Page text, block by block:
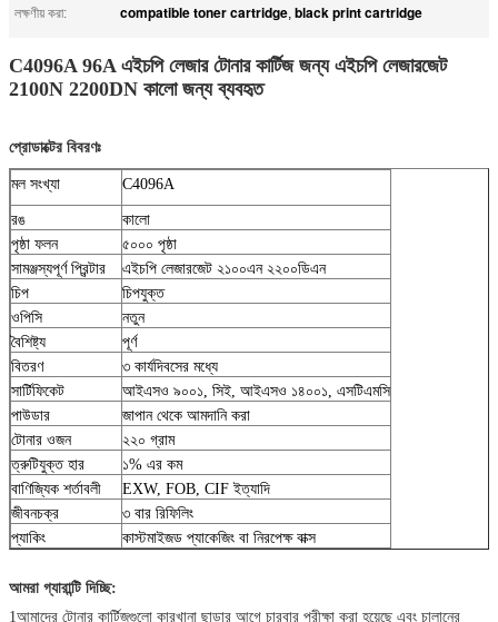
লক্ষণীয় করা:
compatible toner cartridge, black print cartridge
C4096A 96A এইচপি লেজার টোনার কার্টিজ জন্য এইচপি লেজারজেট
2100N 2200DN কালো জন্য ব্যবহৃত
প্রোডাক্টের বিবরণঃ
মল সংখ্যা C4096A
রঙ
কালো
পৃষ্ঠা ফলন
৫০০০ পৃষ্ঠা
সামঞ্জস্যপূর্ণ প্রিন্টার
এইচপি লেজারজেট ২১০০এন ২২০০ডিএন
চিপ
চিপযুক্ত
ওপিসি
নতুন
বৈশিষ্ট্য
পূর্ণ
বিতরণ
৩ কার্যদিবসের মধ্যে
সার্টিফিকেট
আইএসও ৯০০১, সিই, আইএসও ১৪০০১, এসটিএমসি
পাউডার
জাপান থেকে আমদানি করা
টোনার ওজন
২২০ গ্রাম
ত্রুটিযুক্ত হার
১% এর কম
বাণিজ্যিক শর্তাবলী
EXW, FOB, CIF ইত্যাদি
জীবনচক্র
৩ বার রিফিলিং
প্যাকিং
কাস্টমাইজড প্যাকেজিং বা নিরপেক্ষ বাক্স
আমরা গ্যারান্টি দিচ্ছি:
1আমাদের টোনার কার্টিজগুলো কারখানা ছাড়ার আগে চারবার পরীক্ষা করা হয়েছে এবং চালানের